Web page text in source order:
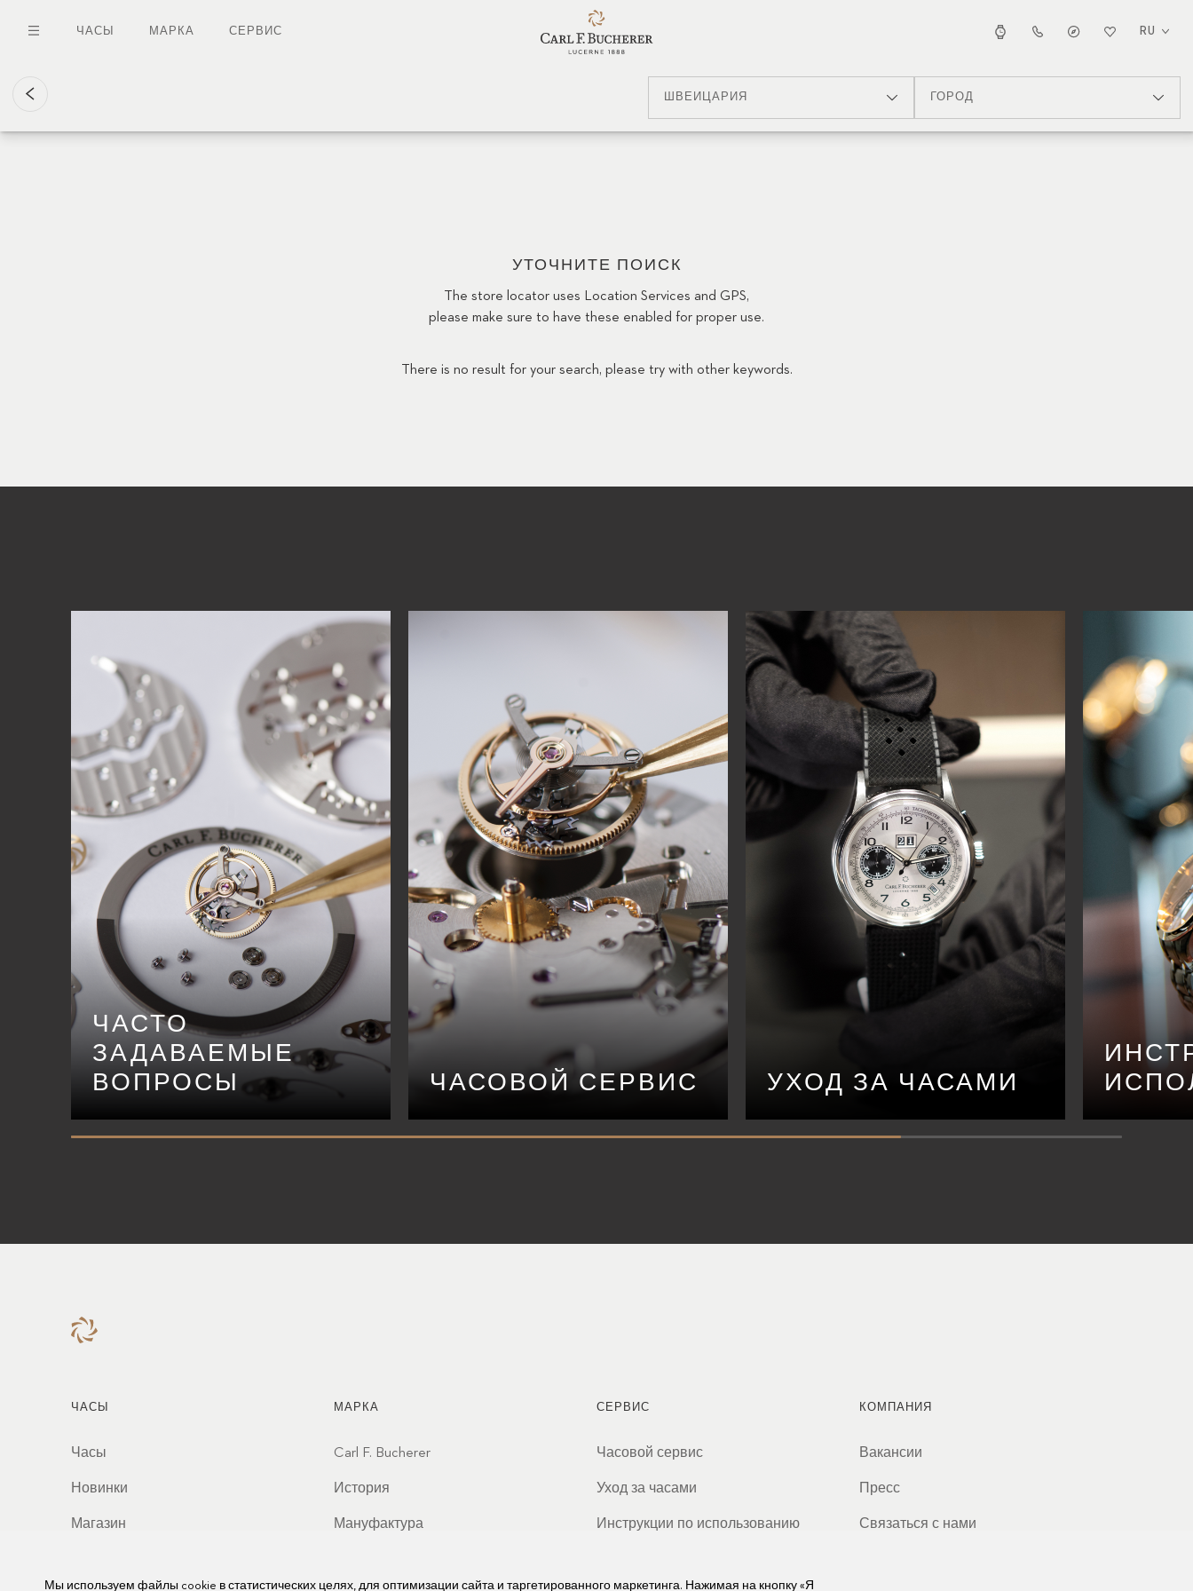
ЧАСЫ МАРКА СЕРВИС RU
ШВЕЙЦАРИЯ ГОРОД
УТОЧНИТЕ ПОИСК
The store locator uses Location Services and GPS,
please make sure to have these enabled for proper use.
There is no result for your search, please try with other keywords.
ЧАСТО
ЗАДАВАЕМЫЕ
ВОПРОСЫ
ЧАСОВОЙ СЕРВИС УХОД ЗА ЧАСАМИ
ЧАСЫ
Часы
Новинки
Магазин
МАРКА
Carl F. Bucherer
История
Мануфактура
СЕРВИС
Часовой сервис
Уход за часами
Инструкции по использованию
КОМПАНИЯ
Вакансии
Пресс
Связаться с нами
Мы используем файлы cookie в статистических целях, для оптимизации сайта и таргетированного маркетинга. Нажимая на кнопку «Я